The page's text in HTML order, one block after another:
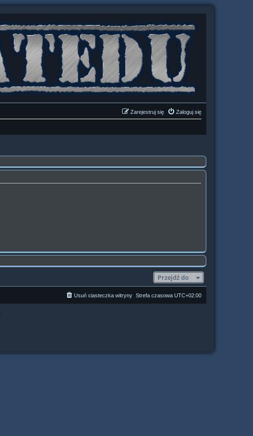
Zaloguj się
Zarejestruj się
Przejdź do
Strefa czasowa UTC+02:00
Usuń ciasteczka witryny